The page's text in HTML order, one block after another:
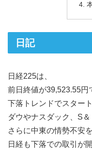
日記
日経225は、
前日終値が39,523.55円
下落トレンドでスター
ダウやナスダック、S＆
さらに中東の情勢不安
日経も下落での取引が